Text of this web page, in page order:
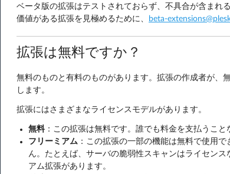
ベータ版の拡張はテストされておらず、不具合が含まれ
価値がある拡張を見極めるために、
beta-extensions@
拡張は無料ですか？
無料のものと有料のものがあります。拡張の作成者が、
します。
拡張にはさまざまなライセンスモデルがあります。
無料：この拡張は無料です。誰でも料金を支払うこと
フリーミアム ：この拡張の一部の機能は無料で使用
ん。たとえば、サーバの脆弱性スキャンはライセン
アム拡張があります。